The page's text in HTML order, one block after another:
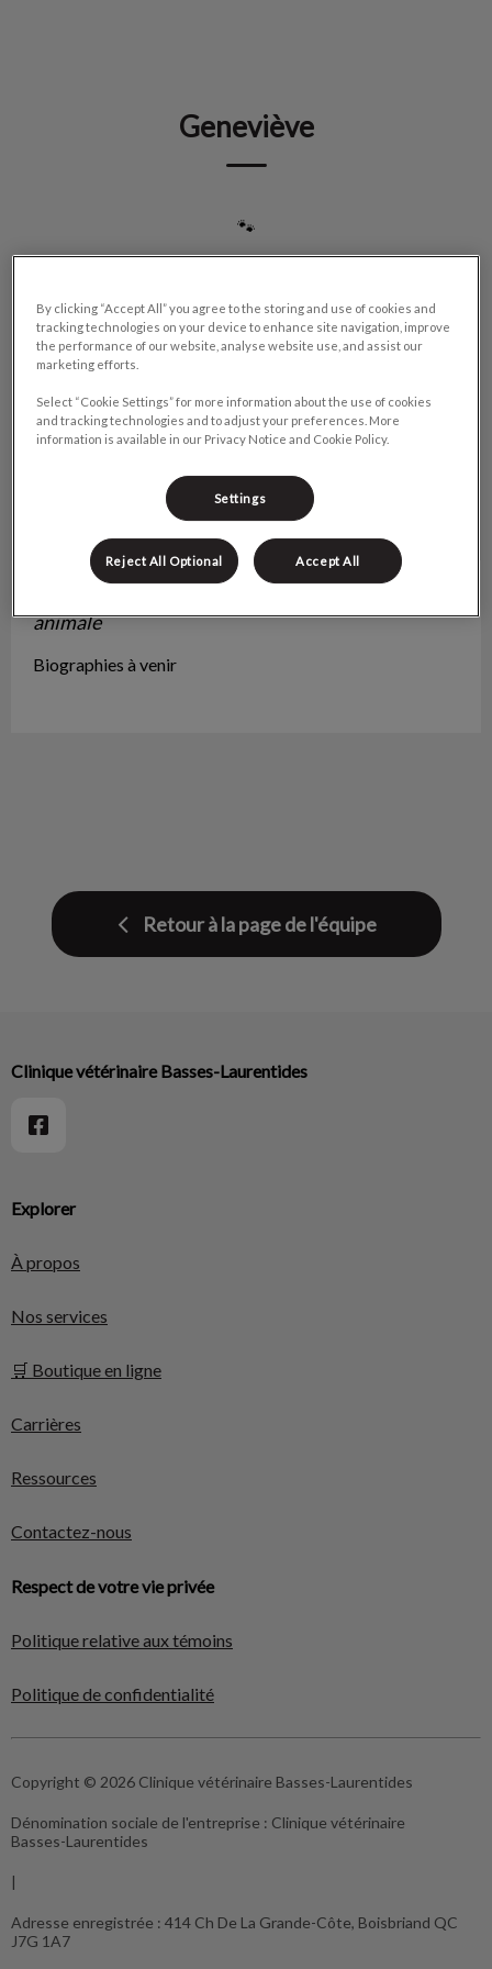
Geneviève
🐾
animale
Biographies à venir
Retour à la page de l'équipe
Explorer
À propos
Nos services
🛒 Boutique en ligne
Carrières
Ressources
Contactez-nous
Respect de votre vie privée
Politique relative aux témoins
Politique de confidentialité
Clinique vétérinaire Basses-Laurentides
Copyright © 2026 Clinique vétérinaire Basses-Laurentides
Dénomination sociale de l'entreprise : Clinique vétérinaire
Basses-Laurentides
|
Adresse enregistrée : 414 Ch De La Grande-Côte, Boisbriand QC
J7G 1A7
By clicking “Accept All” you agree to the storing and use of cookies and
tracking technologies on your device to enhance site navigation, improve
the performance of our website, analyse website use, and assist our
marketing efforts.
Select “Cookie Settings” for more information about the use of cookies
and tracking technologies and to adjust your preferences. More
information is available in our Privacy Notice and Cookie Policy.
Settings
Reject All Optional Accept All